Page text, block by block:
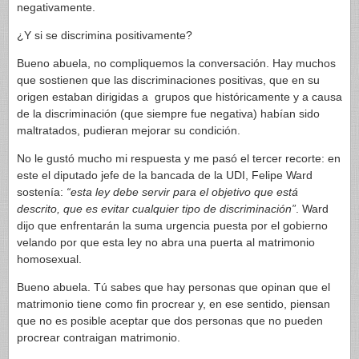
negativamente.
¿Y si se discrimina positivamente?
Bueno abuela, no compliquemos la conversación. Hay muchos
que sostienen que las discriminaciones positivas, que en su
origen estaban dirigidas a grupos que históricamente y a causa
de la discriminación (que siempre fue negativa) habían sido
maltratados, pudieran mejorar su condición.
No le gustó mucho mi respuesta y me pasó el tercer recorte: en
este el diputado jefe de la bancada de la UDI, Felipe Ward
sostenía: “esta ley debe servir para el objetivo que está
descrito, que es evitar cualquier tipo de discriminación” . Ward
dijo que enfrentarán la suma urgencia puesta por el gobierno
velando por que esta ley no abra una puerta al matrimonio
homosexual.
Bueno abuela. Tú sabes que hay personas que opinan que el
matrimonio tiene como fin procrear y, en ese sentido, piensan
que no es posible aceptar que dos personas que no pueden
procrear contraigan matrimonio.